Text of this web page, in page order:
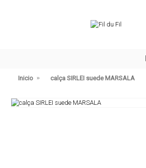
Inicio calça SIRLEI suede MARSALA